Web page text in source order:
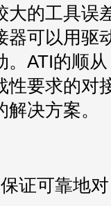
大的工具误
器可以用驱
。ATI的顺从
性要求的对
决方案。
证可靠地对